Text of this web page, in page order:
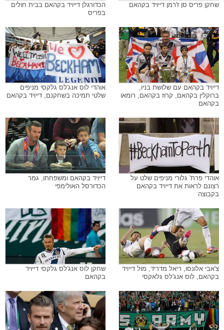
שחקן פריס סן ז'רמן דייויד בקהאם
הכדורגלן דייויד בקהאם בבית חולים
בפריס
דייויד בקהאם עם שלושת בניו,
ברוקלין בקהאם, קרוז בקהאם, רומאו
בקהאם
אוהדי לוס אנג'לס גלקסי מניפים
שלטי תמיכה בשחקנם, דייויד בקהאם
אוהדי פרת' גלורי מניפים שלט על
רצונם לראות את דייויד בקהאם
בקבוצה
דייויד בקהאם ומשפחתו, גמר
הכדורסל האולימפי
צ'אבי אלונסו, ריאל מדריד, מול דייויד
בקהאם, לוס אנג'לס גלאקסי
שחקן לוס אנג'לס גלקסי דייויד
בקהאם